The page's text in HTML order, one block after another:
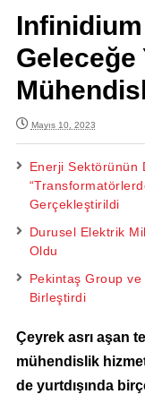
Geleceğe
Mayıs 10, 2023
Enerji Sektörünün
Gerçekleştirildi
Durusel Elektrik
Oldu
Pekintaş Group ve
Birleştirdi
Çeyrek asrı aşan
mühendislik
de yurtdışında